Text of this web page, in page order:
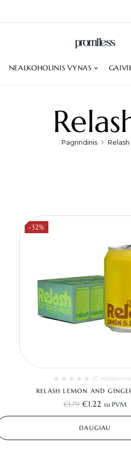
NEALKOHOLINIS VYNAS
Pagrindinis Relash
-32%
(0
RELASH LEMON AND
€1.79 €1.22 su PVM
DAUGIAU